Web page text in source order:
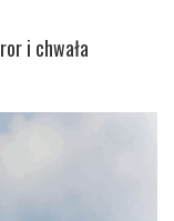
i chwała